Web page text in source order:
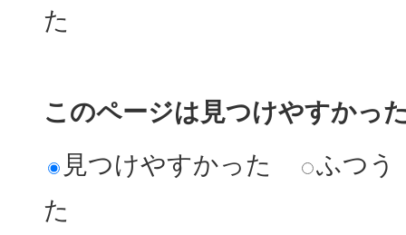
た
このページは見つけやすかっ
見つけやすかった
ふつう
た